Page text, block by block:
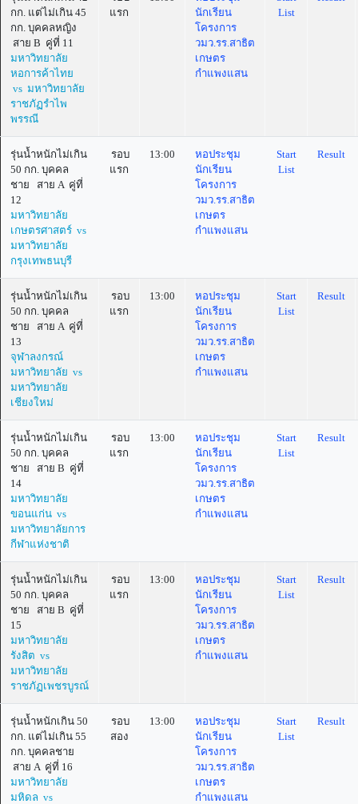
กก. แต่ไม่เกิน 45
กก. บุคคลหญิง
สาย B คู่ที่ 11
มหาวิทยาลัย
หอการค้าไทย
vs มหาวิทยาลัย
ราชภัฏรำไพ
พรรณี
แรก
นักเรียน
โครงการ
วมว.รร.สาธิต
เกษตร
กำแพงแสน
List
รุ่นน้ำหนักไม่เกิน
50 กก. บุคคล
ชาย สาย A คู่ที่
12
มหาวิทยาลัย
เกษตรศาสตร์ vs
มหาวิทยาลัย
กรุงเทพธนบุรี
รอบ
แรก
13:00
หอประชุม
นักเรียน
โครงการ
วมว.รร.สาธิต
เกษตร
กำแพงแสน
Start
List
Result
รุ่นน้ำหนักไม่เกิน
50 กก. บุคคล
ชาย สาย A คู่ที่
13
จุฬาลงกรณ์
มหาวิทยาลัย vs
มหาวิทยาลัย
เชียงใหม่
รอบ
แรก
13:00
หอประชุม
นักเรียน
โครงการ
วมว.รร.สาธิต
เกษตร
กำแพงแสน
Start
List
Result
รุ่นน้ำหนักไม่เกิน
50 กก. บุคคล
ชาย สาย B คู่ที่
14
มหาวิทยาลัย
ขอนแก่น vs
มหาวิทยาลัยการ
กีฬาแห่งชาติ
รอบ
แรก
13:00
หอประชุม
นักเรียน
โครงการ
วมว.รร.สาธิต
เกษตร
กำแพงแสน
Start
List
Result
รุ่นน้ำหนักไม่เกิน
50 กก. บุคคล
ชาย สาย B คู่ที่
15
มหาวิทยาลัย
รังสิต vs
มหาวิทยาลัย
ราชภัฏเพชรบูรณ์
รอบ
แรก
13:00
หอประชุม
นักเรียน
โครงการ
วมว.รร.สาธิต
เกษตร
กำแพงแสน
Start
List
Result
รุ่นน้ำหนักเกิน 50
กก. แต่ไม่เกิน 55
กก. บุคคลชาย
สาย A คู่ที่ 16
มหาวิทยาลัย
มหิดล vs
รอบ
สอง
13:00
หอประชุม
นักเรียน
โครงการ
วมว.รร.สาธิต
เกษตร
กำแพงแสน
Start
List
Result